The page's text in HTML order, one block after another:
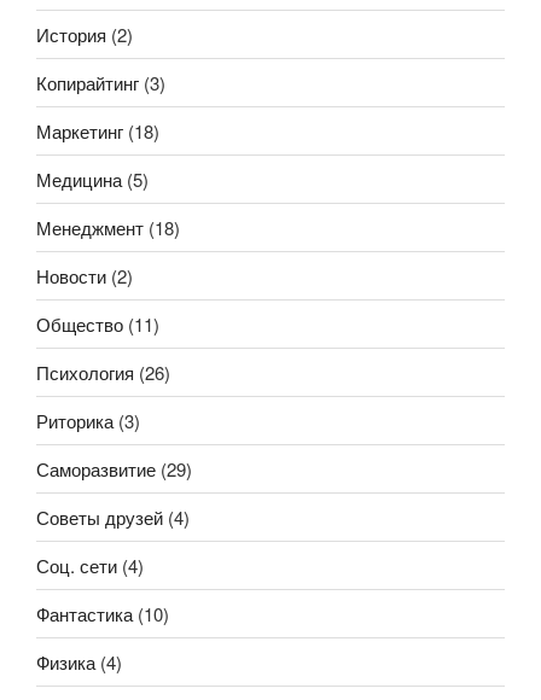
История (2)
Копирайтинг (3)
Маркетинг (18)
Медицина (5)
Менеджмент (18)
Новости (2)
Общество (11)
Психология (26)
Риторика (3)
Саморазвитие (29)
Советы друзей (4)
Соц. сети (4)
Фантастика (10)
Физика (4)